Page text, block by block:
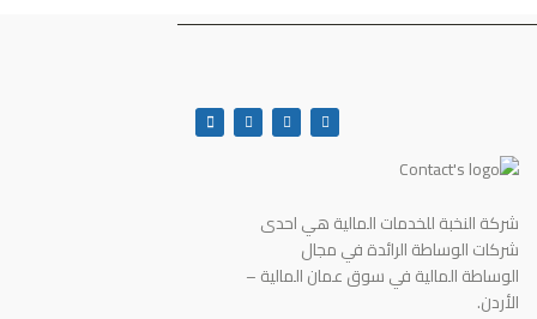
شركة النخبة للخدمات المالية هي احدى
شركات الوساطة الرائدة في مجال
الوساطة المالية في سوق عمان المالية –
الأردن.